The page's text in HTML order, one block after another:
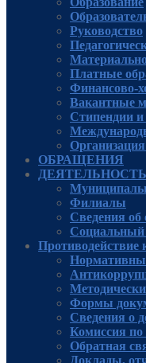
Руководcтво
Платные
Финансово-
Вакантные
Стипендии
ОБРАЩЕНИЯ
ДЕЯТЕЛЬНОСТЬ
Филиалы
Сведения об
Социальный
Противодействие
Формы
Сведения о
Комиссия по
Обратная
Доклады,